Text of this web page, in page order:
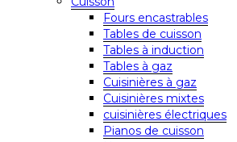
Fours encastrables
Tables de cuisson
Tables à induction
Tables à gaz
Cuisinières à gaz
Cuisinières mixtes
cuisinières électriques
Pianos de cuisson